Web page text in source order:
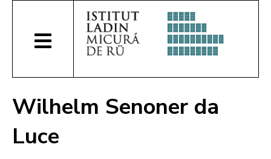
Wilhelm Senoner da
Luce